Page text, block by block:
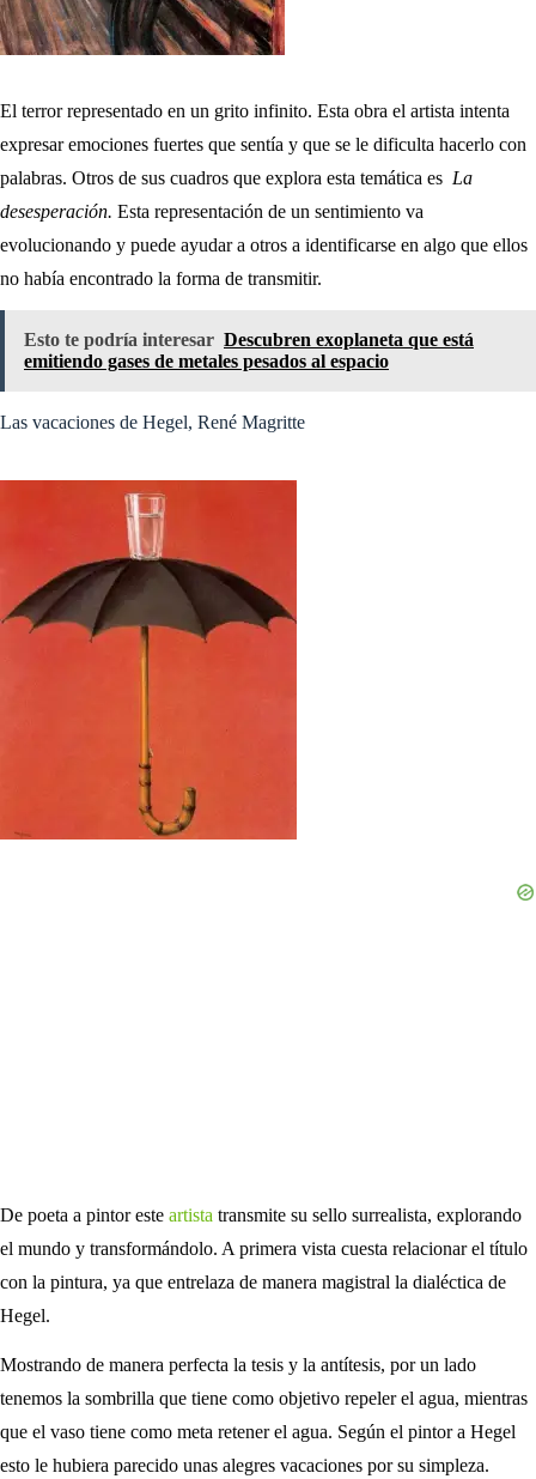
El terror representado en un grito infinito. Esta obra el artista intenta
expresar emociones fuertes que sentía y que se le dificulta hacerlo con
palabras. Otros de sus cuadros que explora esta temática es La
desesperación. Esta representación de un sentimiento va
evolucionando y puede ayudar a otros a identificarse en algo que ellos
no había encontrado la forma de transmitir.
Esto te podría interesar Descubren exoplaneta que está
emitiendo gases de metales pesados al espacio
Las vacaciones de Hegel, René Magritte
De poeta a pintor este artista transmite su sello surrealista, explorando
el mundo y transformándolo. A primera vista cuesta relacionar el título
con la pintura, ya que entrelaza de manera magistral la dialéctica de
Hegel.
Mostrando de manera perfecta la tesis y la antítesis, por un lado
tenemos la sombrilla que tiene como objetivo repeler el agua, mientras
que el vaso tiene como meta retener el agua. Según el pintor a Hegel
esto le hubiera parecido unas alegres vacaciones por su simpleza.